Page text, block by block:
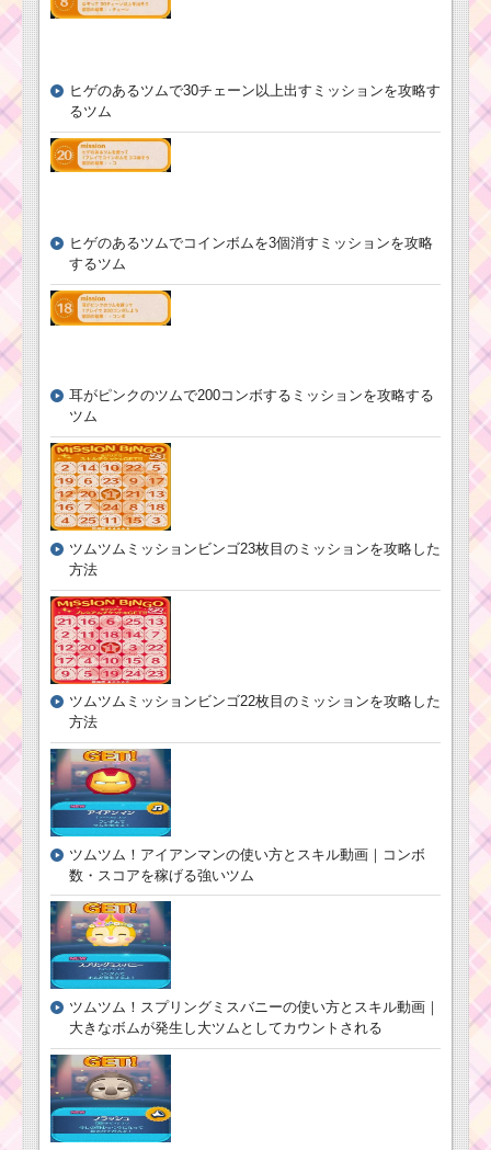
ヒゲのあるツムで30チェーン以上出すミッションを攻略す
るツム
ヒゲのあるツムでコインボムを3個消すミッションを攻略
するツム
耳がピンクのツムで200コンボするミッションを攻略する
ツム
ツムツムミッションビンゴ23枚目のミッションを攻略した
方法
ツムツムミッションビンゴ22枚目のミッションを攻略した
方法
ツムツム！アイアンマンの使い方とスキル動画｜コンボ
数・スコアを稼げる強いツム
ツムツム！スプリングミスバニーの使い方とスキル動画｜
大きなボムが発生し大ツムとしてカウントされる